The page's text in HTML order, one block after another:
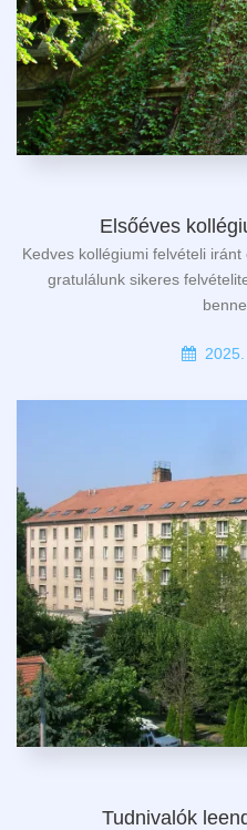
Elsőéves
Kedves kollégiumi felvételi
gratulálunk sikeres
2025.
Tudnivalók